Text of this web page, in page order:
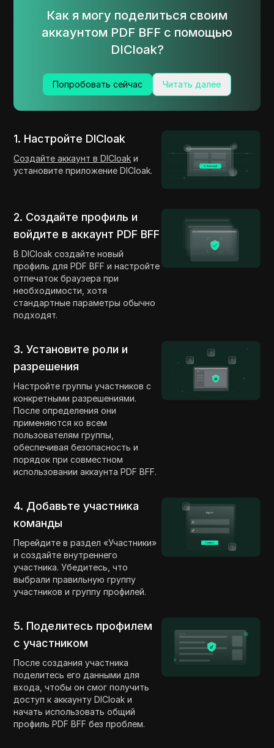
Как я могу поделиться своим
аккаунтом PDF BFF с помощью
DICloak?
Попробовать сейчас Читать далее
1. Настройте DICloak
Создайте аккаунт в DICloak и
установите приложение DICloak.
2. Создайте профиль и
войдите в аккаунт PDF BFF
В DICloak создайте новый
профиль для PDF BFF и настройте
отпечаток браузера при
необходимости, хотя
стандартные параметры обычно
подходят.
3. Установите роли и
разрешения
Настройте группы участников с
конкретными разрешениями.
После определения они
применяются ко всем
пользователям группы,
обеспечивая безопасность и
порядок при совместном
использовании аккаунта PDF BFF.
4. Добавьте участника
команды
Перейдите в раздел «Участники»
и создайте внутреннего
участника. Убедитесь, что
выбрали правильную группу
участников и группу профилей.
5. Поделитесь профилем
с участником
После создания участника
поделитесь его данными для
входа, чтобы он смог получить
доступ к аккаунту DICloak и
начать использовать общий
профиль PDF BFF без проблем.